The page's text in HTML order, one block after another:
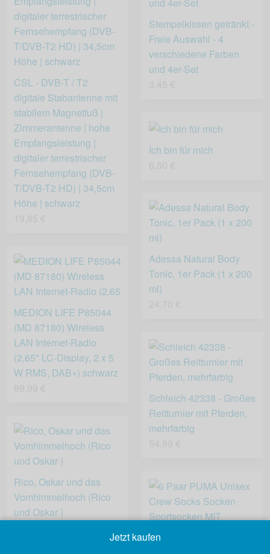
CSL - DVB-T / T2
digitale Stabantenne mit
stabilem Magnetfuß |
Zimmerantenne | hohe
Empfangsleistung |
digitaler terrestrischer
Fernsehempfang (DVB-
T/DVB-T2 HD) | 34,5cm
Höhe | schwarz
Stempelkissen getränkt -
Freie Auswahl - 4
verschiedene Farben
und 4er-Set
Ich bin für mich
Adessa Natural Body
Tonic, 1er Pack (1 x 200
ml)
MEDION LIFE P85044
(MD 87180) Wireless
LAN Internet-Radio
(2,65" LC-Display, 2 x 5
W RMS, DAB+) schwarz
Schleich 42338 - Großes
Reitturnier mit Pferden,
mehrfarbig
Rico, Oskar und das
Vomhimmelhoch (Rico
und Oskar )
Jetzt kaufen